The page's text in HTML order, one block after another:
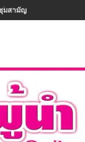
ประเทศ ขับเคลื่อนทักษะ